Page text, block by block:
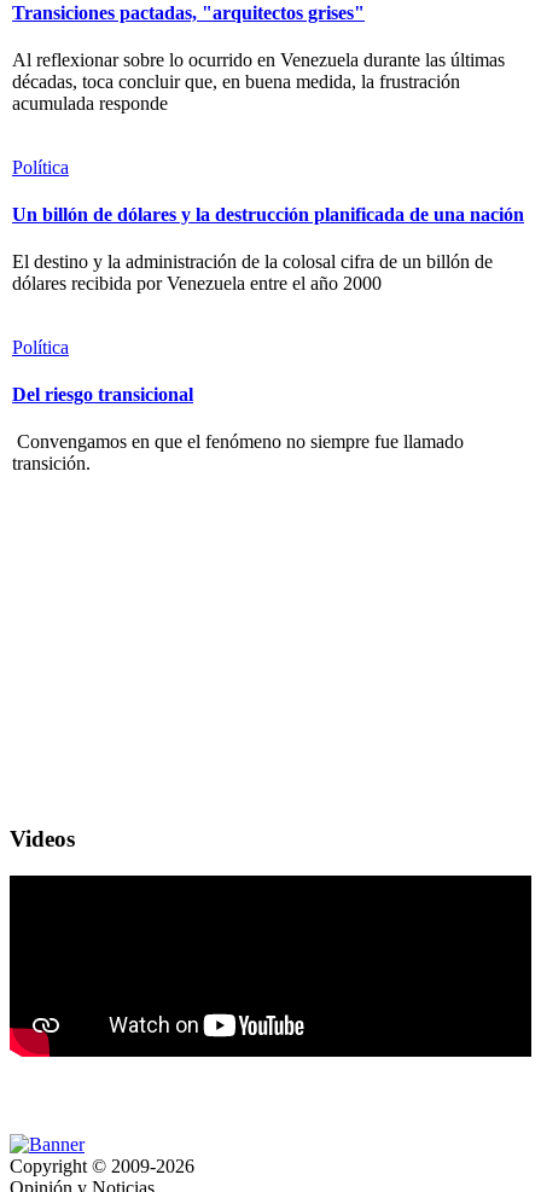
Transiciones pactadas, "arquitectos grises"
Al reflexionar sobre lo ocurrido en Venezuela durante las últimas
décadas, toca concluir que, en buena medida, la frustración
acumulada responde
Política
Un billón de dólares y la destrucción planificada de una nación
El destino y la administración de la colosal cifra de un billón de
dólares recibida por Venezuela entre el año 2000
Política
Del riesgo transicional
Convengamos en que el fenómeno no siempre fue llamado
transición.
Videos
Copyright © 2009-2026